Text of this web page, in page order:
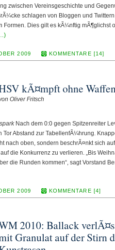
zwischen Vereinsgeschichte und
schlagen von Bloggen und
Formen. Dies gilt es kÃ¼nftig mÃ¶glichst
2009 KOMMENTARE [14]
kÃ¤mpft ohne
Oliver Fritsch
Nach dem 0:0 gegen Spitzenreiter
Tor Abstand zur TabellenfÃ¼hrung.
nach oben, sondern beschrÃ¤nkt sich
die Konkurrenz zu verlieren. „Bis
die Runden kommen“, sagt Vorstand
2009 KOMMENTARE [4]
2010: Ballack
Granulat auf der Stirn